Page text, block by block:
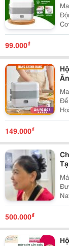
99.000₫
Để
149.000₫
500.000₫